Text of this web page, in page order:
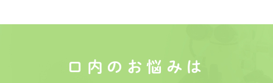
口内のお悩みは